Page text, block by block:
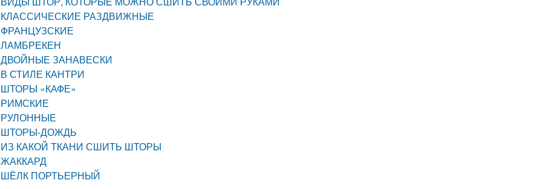
КЛАССИЧЕСКИЕ РАЗДВИЖНЫЕ
ФРАНЦУЗСКИЕ
ЛАМБРЕКЕН
ДВОЙНЫЕ ЗАНАВЕСКИ
В СТИЛЕ КАНТРИ
ШТОРЫ «КАФЕ»
РИМСКИЕ
РУЛОННЫЕ
ШТОРЫ-ДОЖДЬ
ИЗ КАКОЙ ТКАНИ СШИТЬ ШТОРЫ
ЖАККАРД
ШЁЛК ПОРТЬЕРНЫЙ